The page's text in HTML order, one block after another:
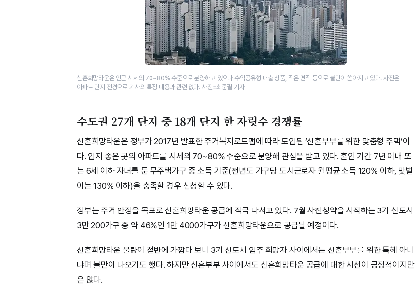
신혼희망타운은 인근 시세의 70~80% 수준으로 분양하고 있으나 수익공유형 대출 상품, 적은 면적 등으로 불만이 쏟아지고 있다. 사진은
아파트 단지 전경으로 기사의 특정 내용과 관련 없다. 사진=최준필 기자
수도권 27개 단지 중 18개 단지 한 자릿수 경쟁률
신혼희망타운은 정부가 2017년 발표한 주거복지로드맵에 따라 도입된 ‘신혼부부를 위한 맞춤형 주택’이
다. 입지 좋은 곳의 아파트를 시세의 70~80% 수준으로 분양해 관심을 받고 있다. 혼인 기간 7년 이내 또
는 6세 이하 자녀를 둔 무주택가구 중 소득 기준(전년도 가구당 도시근로자 월평균 소득 120% 이하, 맞벌
이는 130% 이하)을 충족할 경우 신청할 수 있다.
정부는 주거 안정을 목표로 신혼희망타운 공급에 적극 나서고 있다. 7월 사전청약을 시작하는 3기 신도시
3만 200가구 중 약 46%인 1만 4000가구가 신혼희망타운으로 공급될 예정이다.
신혼희망타운 물량이 절반에 가깝다 보니 3기 신도시 입주 희망자 사이에서는 신혼부부를 위한 특혜 아니
냐며 불만이 나오기도 했다. 하지만 신혼부부 사이에서도 신혼희망타운 공급에 대한 시선이 긍정적이지만
은 않다.